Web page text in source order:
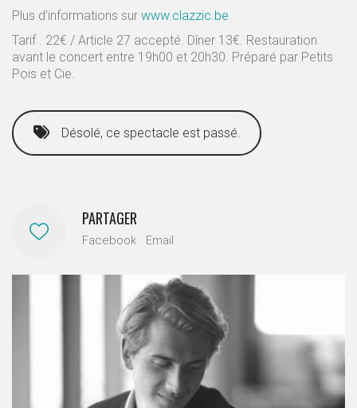
Plus d’informations sur www.clazzic.be
Tarif . 22€ / Article 27 accepté. Dîner 13€. Restauration
avant le concert entre 19h00 et 20h30. Préparé par Petits
Pois et Cie.
Désolé, ce spectacle est passé.
PARTAGER
Facebook Email